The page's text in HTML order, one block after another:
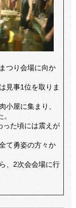
つり会場に向か
見事1位を取りま
小屋に集まり、
った頃には震えが
て勇姿の方々か
、2次会会場に行